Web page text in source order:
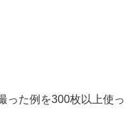
った例を300枚以上使っ